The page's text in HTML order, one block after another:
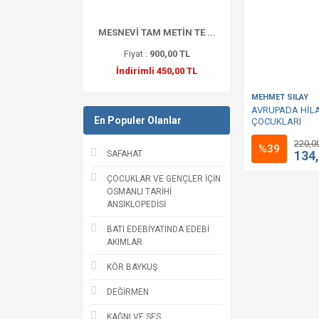
MESNEVİ TAM METİN TE ...
Fiyat : 900,00 TL
İndirimli 450,00 TL
En Populer Olanlar
SAFAHAT
ÇOCUKLAR VE GENÇLER İÇİN
OSMANLI TARİHİ
ANSİKLOPEDİSİ
BATI EDEBİYATINDA EDEBİ
AKIMLAR
KÖR BAYKUŞ
DEĞİRMEN
KAĞNI VE SES
MEHMET SILAY
AVRUPADA
ÇOCUKLARI
%39